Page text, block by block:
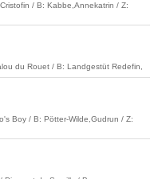
/ B: Kabbe,Annekatrin / Z:
du Rouet / B: Landgestüt Redefin,
Boy / B: Pötter-Wilde,Gudrun / Z: